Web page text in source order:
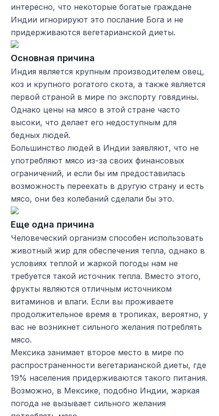
интересно, что некоторые богатые граждане
Индии игнорируют это послание Бога и не
придерживаются вегетарианской диеты.
Основная причина
Индия является крупным производителем овец,
коз и крупного рогатого скота, а также является
первой страной в мире по экспорту говядины.
Однако цены на мясо в этой стране часто
высоки, что делает его недоступным для
бедных людей.
Большинство людей в Индии заявляют, что не
употребляют мясо из-за своих финансовых
ограничений, и если бы им предоставилась
возможность переехать в другую страну и есть
мясо, они без колебаний сделали бы это.
Еще одна причина
Человеческий организм способен использовать
животный жир для обеспечения тепла, однако в
условиях теплой и жаркой погоды нам не
требуется такой источник тепла. Вместо этого,
фрукты являются отличным источником
витаминов и влаги. Если вы проживаете
продолжительное время в тропиках, вероятно, у
вас не возникнет сильного желания потреблять
мясо.
Мексика занимает второе место в мире по
распространенности вегетарианской диеты, где
19% населения придерживаются такого питания.
Возможно, в Мексике, подобно Индии, жаркая
погода не вызывает сильного желания